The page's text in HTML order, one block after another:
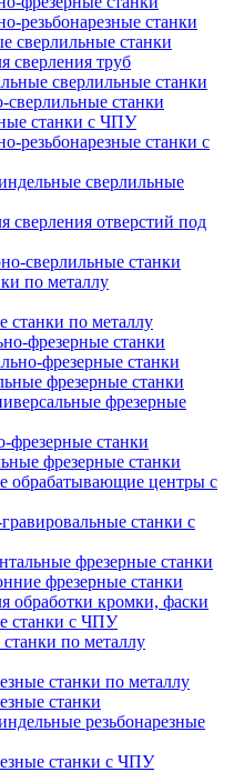
резьбонарезные станки
сверлильные станки
сверления труб
сверлильные станки
сверлильные станки
станки с ЧПУ
резьбонарезные станки с
сверлильные
сверления отверстий под
сверлильные станки
по металлу
станки по металлу
фрезерные станки
фрезерные станки
фрезерные станки
фрезерные
фрезерные станки
фрезерные станки
обрабатывающие центры с
станки с
фрезерные станки
фрезерные станки
обработки кромки, фаски
станки с ЧПУ
по металлу
станки по металлу
станки
резьбонарезные
станки с ЧПУ